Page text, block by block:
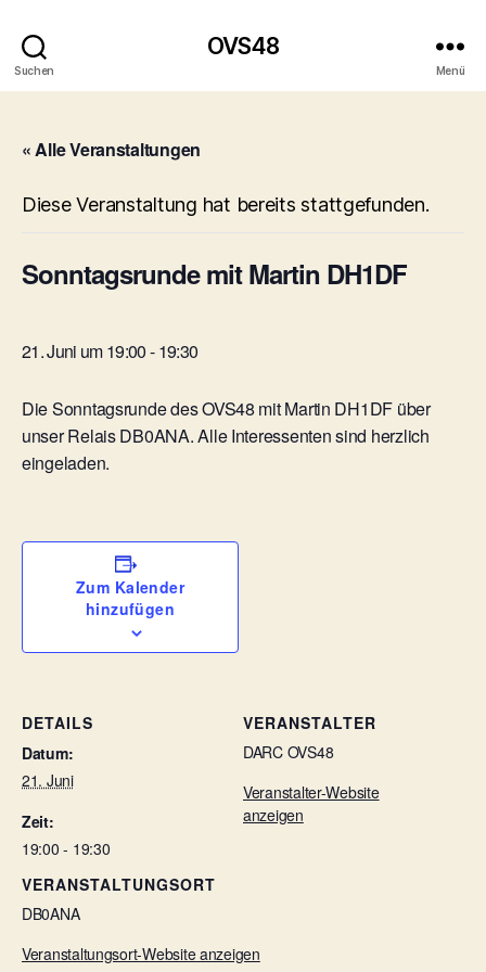
Suchen
OVS48
Menü
« Alle Veranstaltungen
Diese Veranstaltung hat bereits stattgefunden.
Sonntagsrunde mit Martin DH1DF
21. Juni um 19:00-19:30
Die Sonntagsrunde des OVS48 mit Martin DH1DF über
unser Relais DB0ANA. Alle Interessenten sind herzlich
eingeladen.
Zum Kalender
hinzufügen
DETAILS
Datum:
21. Juni
Zeit:
19:00 - 19:30
VERANSTALTUNGSORT
DB0ANA
Veranstaltungsort-Website anzeigen
VERANSTALTER
DARC OVS48
Veranstalter-Website
anzeigen